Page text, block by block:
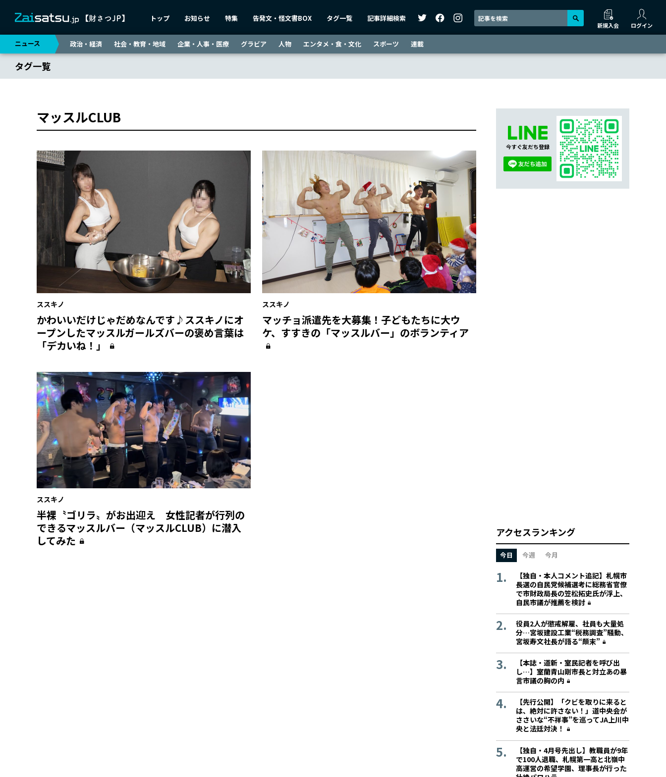
トップ お知らせ 特集 告発文・怪文書BOX タグ一覧 記事詳細検索
新規入会 ログイン
ニュース 政治・経済 社会・教育・地域 企業・人事・医療 グラビア 人物 エンタメ・食・文化 スポーツ 連載
タグ一覧
マッスルCLUB
ススキノ
かわいいだけじゃだめなんです♪ススキノにオ
ープンしたマッスルガールズバーの褒め言葉は
「デカいね！」
ススキノ
マッチョ派遣先を大募集！子どもたちに大ウ
ケ、すすきの「マッスルバー」のボランティア
ススキノ
半裸〝ゴリラ〟がお出迎え 女性記者が行列の
できるマッスルバー（マッスルCLUB）に潜入
してみた
今すぐ友だち登録
アクセスランキング
今日 今週 今月
【独自・本人コメント追記】札幌市
長選の自民党候補選考に総務省官僚
で市財政局長の笠松拓史氏が浮上、
自民市議が推薦を検討
役員2人が懲戒解雇、社員も大量処
分…宮坂建設工業“税務調査”騒動、
宮坂寿文社長が語る“顛末”
【本誌・道新・室民記者を呼び出
し…】室蘭青山剛市長と対立あの暴
言市議の胸の内
【先行公開】「クビを取りに来ると
は、絶対に許さない！」道中央会が
ささいな“不祥事”を巡ってJA上川中
央と法廷対決！
【独自・4月号先出し】教職員が9年
で100人退職、札幌第一高と北嶺中
高運営の希望学園、理事長が行った